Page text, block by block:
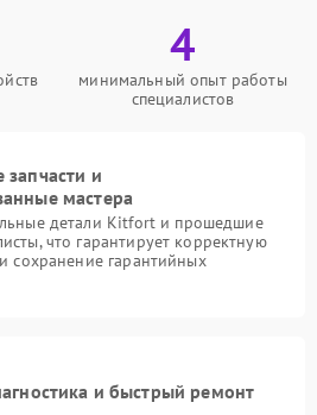
4
минимальный опыт работы
специалистов
и
мастера
детали Kitfort и прошедшие
что гарантирует корректную
сохранение гарантийных
и быстрый ремонт